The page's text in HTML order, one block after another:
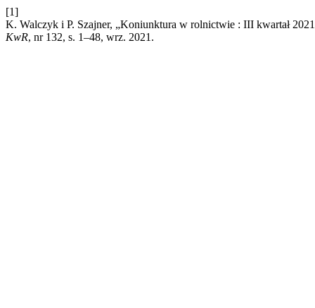
[1]
K. Walczyk i P. Szajner, „Koniunktura w rolnictwie : III kwartał
KwR, nr 132, s. 1–48, wrz. 2021.